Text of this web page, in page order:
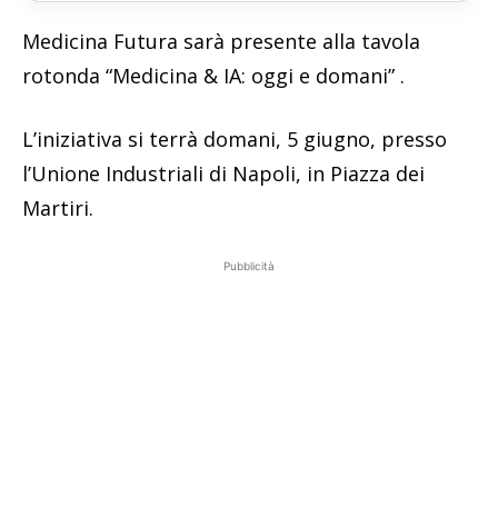
Medicina Futura sarà presente alla tavola
rotonda “Medicina & IA: oggi e domani” .
L’iniziativa si terrà domani, 5 giugno, presso
l’Unione Industriali di Napoli, in Piazza dei
Martiri.
Pubblicità